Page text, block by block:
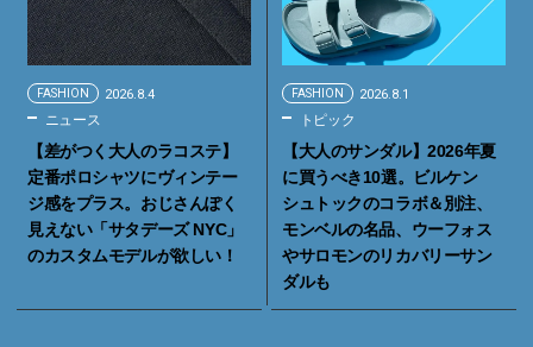
FASHION 2026.8.4
ニュース
【差がつく大人のラコステ】
定番ポロシャツにヴィンテー
ジ感をプラス。おじさんぽく
見えない「サタデーズ NYC」
のカスタムモデルが欲しい！
FASHION 2026.8.1
トピック
【大人のサンダル】2026年夏
に買うべき10選。ビルケン
シュトックのコラボ＆別注、
モンベルの名品、ウーフォス
やサロモンのリカバリーサン
ダルも